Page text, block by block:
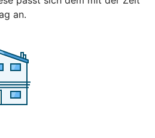
an.